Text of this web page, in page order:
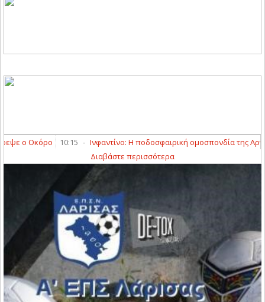
ο Οκόρο 10:15 - Ινφαντίνο: Η ποδοσφαιρική ομοσπονδία της
Διαβάστε περισσότερα